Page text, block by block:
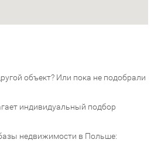
объект? Или пока не подобрали
индивидуальный подбор
недвижимости в Польше: